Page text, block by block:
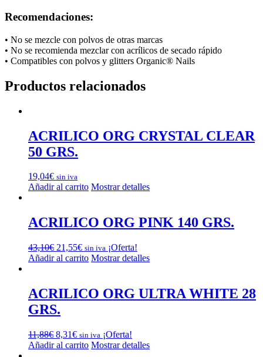
Recomendaciones:
• No se mezcle con polvos de otras marcas
• No se recomienda mezclar con acrílicos de secado rápido
• Compatibles con polvos y glitters Organic® Nails
Productos relacionados
ACRILICO ORG CRYSTAL CLEAR
50 GRS.
19,04€ sin iva
Añadir al carrito Mostrar detalles
ACRILICO ORG PINK 140 GRS.
43,10€ El
precio
43,10€.
21,55€El
precio
21,55€.
sin iva ¡Oferta!
Añadir al carrito Mostrar detalles
ACRILICO ORG ULTRA WHITE 28
GRS.
11,88€ El
precio
8,31€El
precio
sin iva ¡Oferta!
Añadir al carrito Mostrar detalles